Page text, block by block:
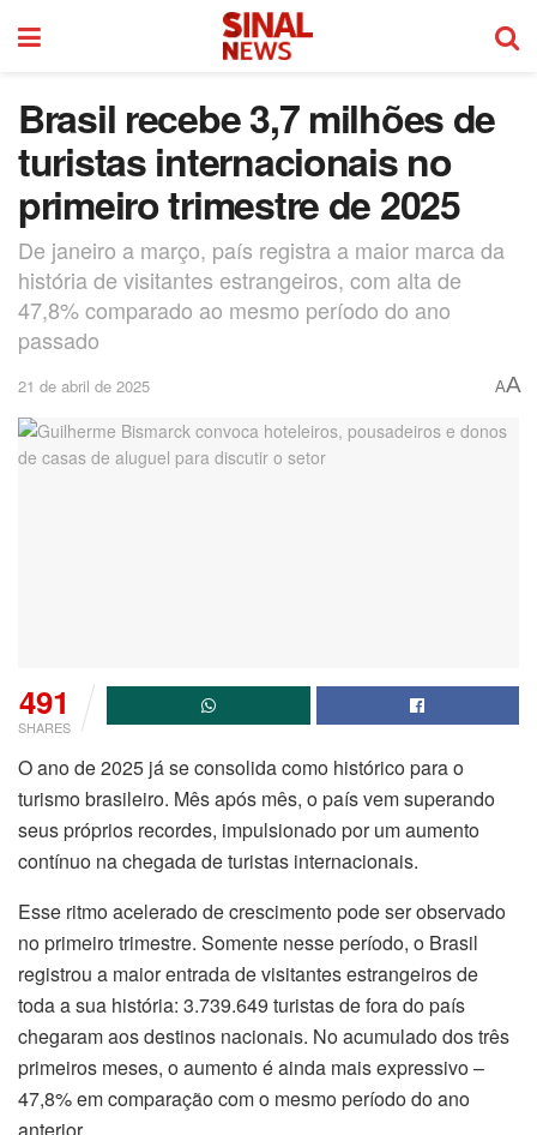
Brasil recebe 3,7 milhões de
turistas internacionais no
primeiro trimestre de 2025
De janeiro a março, país registra a maior marca da
história de visitantes estrangeiros, com alta de
47,8% comparado ao mesmo período do ano
passado
21 de abril de 2025 AA
491
SHARES
O ano de 2025 já se consolida como histórico para o
turismo brasileiro. Mês após mês, o país vem superando
seus próprios recordes, impulsionado por um aumento
contínuo na chegada de turistas internacionais.
Esse ritmo acelerado de crescimento pode ser observado
no primeiro trimestre. Somente nesse período, o Brasil
registrou a maior entrada de visitantes estrangeiros de
toda a sua história: 3.739.649 turistas de fora do país
chegaram aos destinos nacionais. No acumulado dos três
primeiros meses, o aumento é ainda mais expressivo –
47,8% em comparação com o mesmo período do ano
anterior.